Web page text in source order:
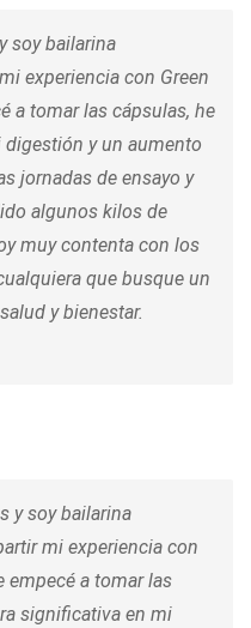
soy bailarina
experiencia con Green
a tomar las cápsulas, he
y un aumento
jornadas de ensayo y
algunos kilos de
muy contenta con los
que busque un
y bienestar.
y soy bailarina
mi experiencia con
empecé a tomar las
significativa en mi